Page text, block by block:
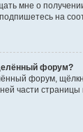
мне о
на
форум?
форум,
части страницы